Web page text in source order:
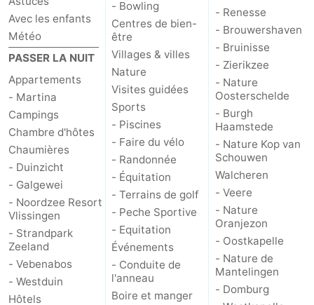
Avec les enfants
Météo
PASSER LA NUIT
Appartements
- Martina
Campings
Chambre d'hôtes
Chaumières
- Duinzicht
- Galgewei
- Noordzee Resort
Vlissingen
- Strandpark
Zeeland
- Vebenabos
- Westduin
Hôtels
- Bowling
Centres de bien-
être
Villages & villes
Nature
Visites guidées
Sports
- Piscines
- Faire du vélo
- Randonnée
- Équitation
- Terrains de golf
- Peche Sportive
- Equitation
Événements
- Conduite de
l'anneau
Boire et manger
- Renesse
- Brouwershaven
- Bruinisse
- Zierikzee
- Nature
Oosterschelde
- Burgh
Haamstede
- Nature Kop van
Schouwen
Walcheren
- Veere
- Nature
Oranjezon
- Oostkapelle
- Nature de
Mantelingen
- Domburg